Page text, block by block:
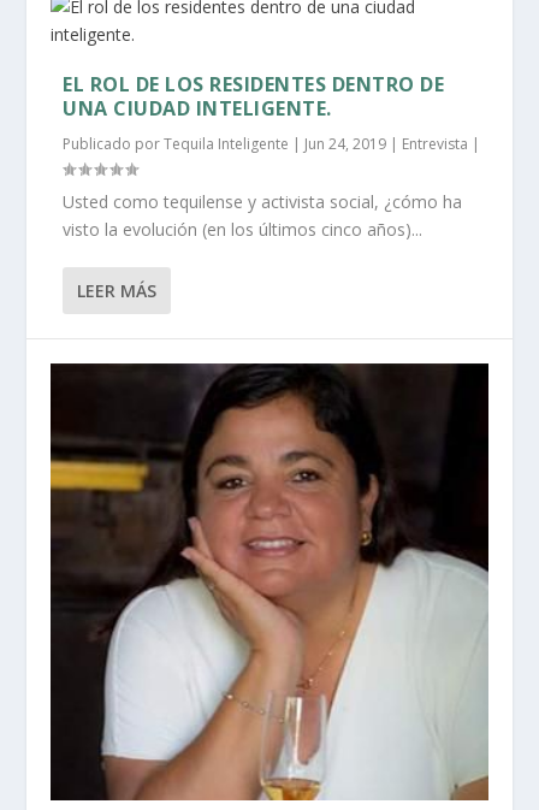
EL ROL DE LOS RESIDENTES DENTRO DE
UNA CIUDAD INTELIGENTE.
Publicado porTequila Inteligente | Jun 24, 2019 | Entrevista |
Usted como tequilense y activista social, ¿cómo ha
visto la evolución (en los últimos cinco años)...
LEER MÁS